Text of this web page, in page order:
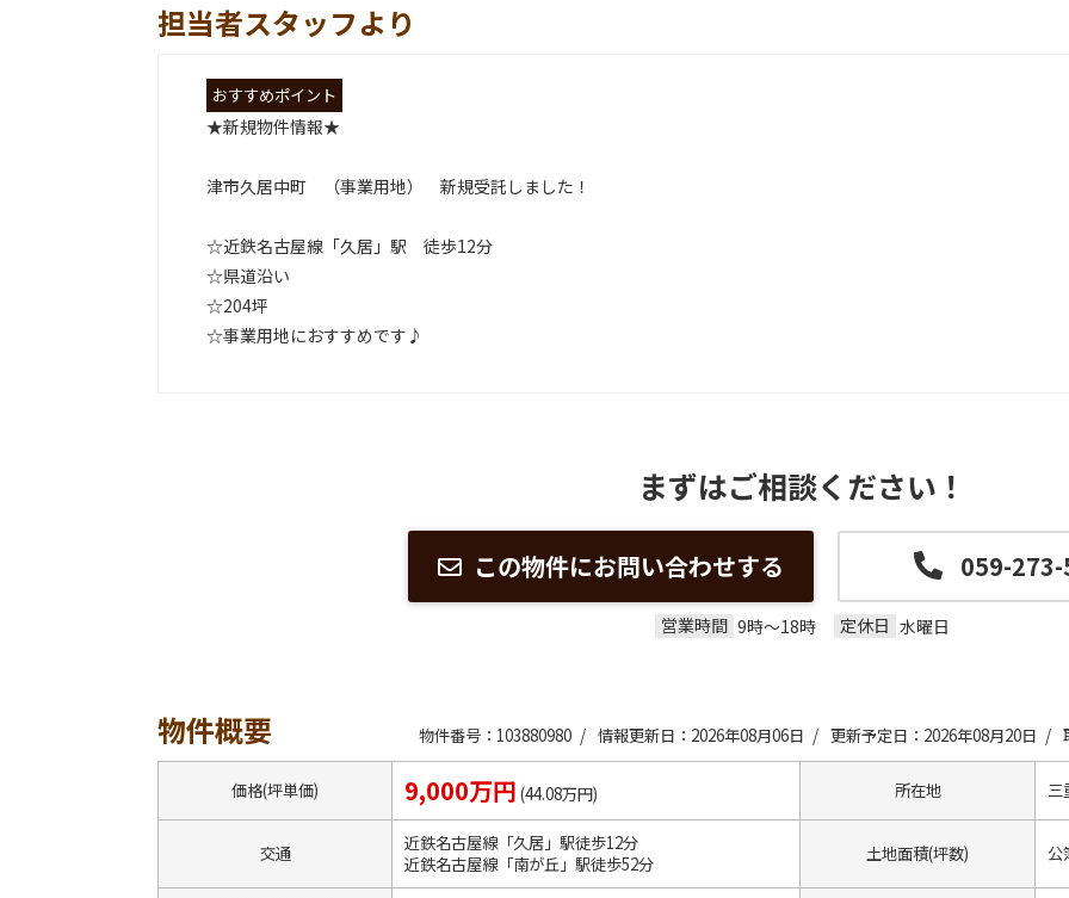
担当者スタッフより
おすすめポイント
★新規物件情報★
津市久居中町 （事業用地） 新規受託しました！
☆近鉄名古屋線「久居」駅 徒歩12分
☆県道沿い
☆204坪
☆事業用地におすすめです♪
まずはご相談ください！
この物件にお問い合わせする 059-
営業時間 9時～18時 定休日 水曜日
物件概要 物件番号：103880980 / 情報更新日：2026年08月06日 / 更新予定日：2026年08月20日 /
価格(坪単価) 9,000万円 (44.08万円) 所在地 三
交通
近鉄名古屋線「久居」駅徒歩12分
近鉄名古屋線「南が丘」駅徒歩52分
土地面積(坪数) 公